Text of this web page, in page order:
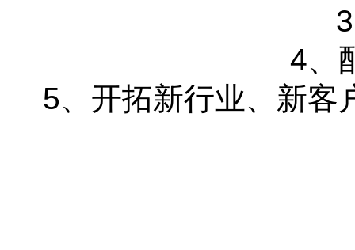
4、
5、开拓新行业、新客